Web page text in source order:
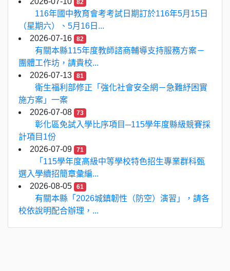
82
116年國中教育會考考試日期訂於116年5月15日
（星期六）、5月16日...
2026-07-16
82
有關本縣115年度教師諮商輔導支持服務方案－
團體工作坊，請貴校...
2026-07-13
81
衛生福利部修正「強化社會安全網－急難紓困實
施方案」一案
2026-07-08
73
彰化區免試入學比序項目─115學年度縣級競賽採
計項目1份
2026-07-09
71
「115學年度高級中等學校特色招生專業群科甄
選入學續招簡章彙編...
2026-08-05
61
有關本縣「2026城鎮韌性（防空）演習」，請各
校依說明配合辦理，...